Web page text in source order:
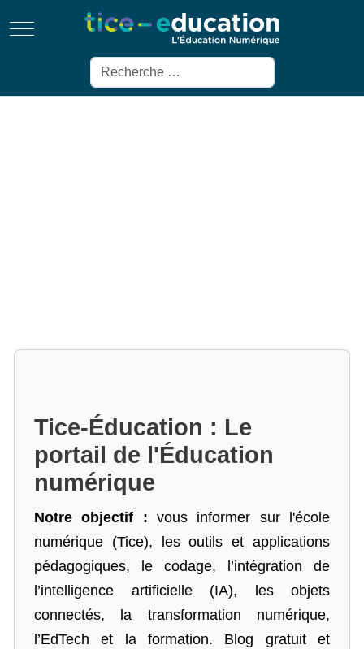
Mobile Menu Toggle
Rechercher
Tice-Éducation : Le
portail de l'Éducation
numérique
Notre objectif : vous informer sur l'école
numérique (Tice), les outils et applications
pédagogiques, le codage,
l’intégration de
l’intelligence artificielle (IA), les objets
connectés, la transformation numérique,
l’EdTech et la formation. Blog gratuit et